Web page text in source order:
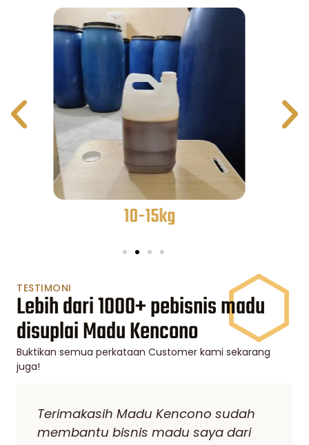
15-25kg
TESTIMONI
Lebih dari 1000+ pebisnis madu
disuplai Madu Kencono
Buktikan semua perkataan Customer kami sekarang
juga!
Saya sudah berbisnis madu cukup
lama sejauh ini seringkali berganti